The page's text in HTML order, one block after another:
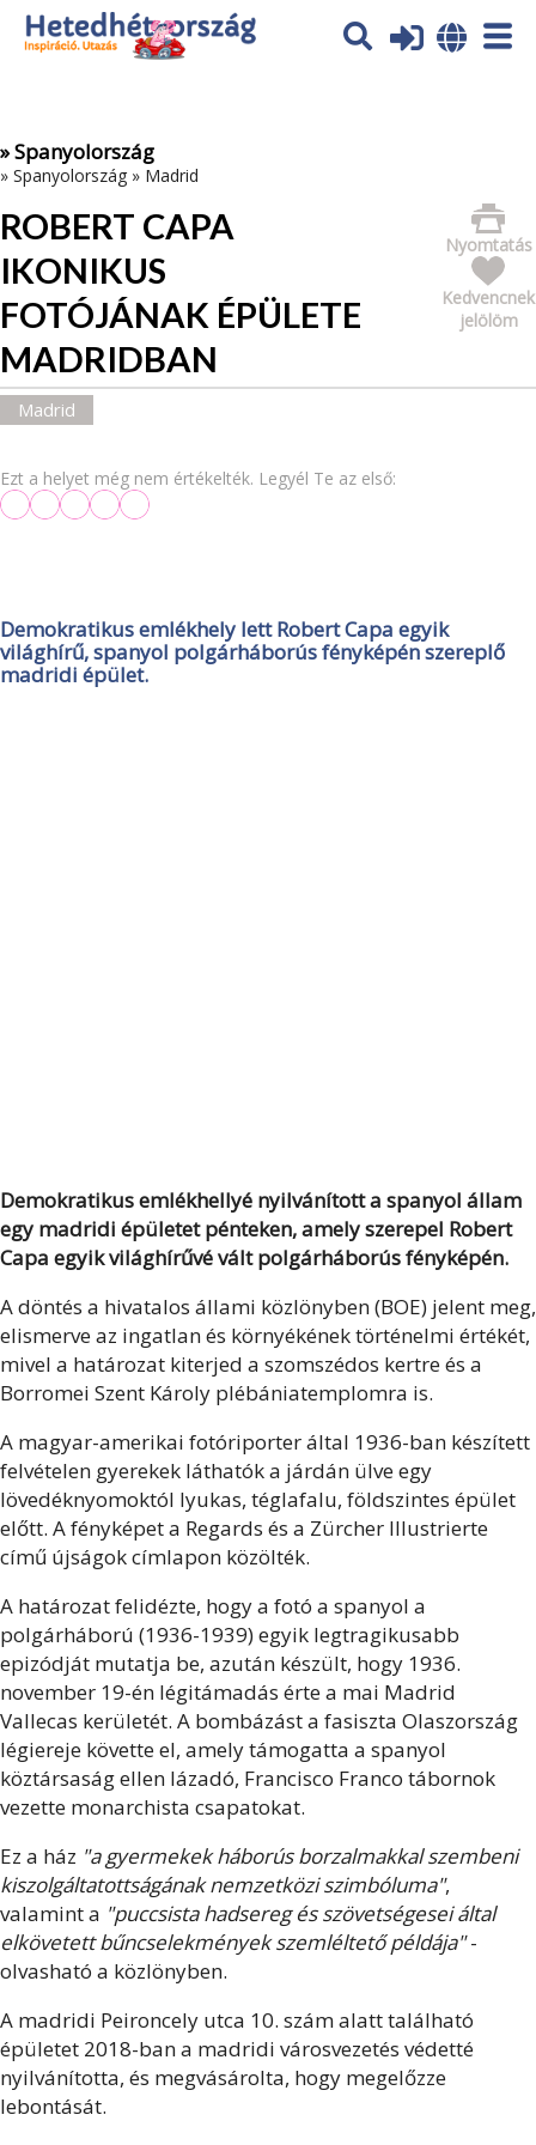
Az oldal sütiket (cookies) használ. További tájékoztatás itt:
Adatvédelmi tájékoztató
» Spanyolország
» Spanyolország » Madrid
ROBERT CAPA
IKONIKUS
FOTÓJÁNAK ÉPÜLETE
MADRIDBAN
Nyomtatás
Kedvencnek
jelölöm
Madrid
Ezt a helyet még nem értékelték. Legyél Te az első:
Demokratikus emlékhely lett Robert Capa egyik
világhírű, spanyol polgárháborús fényképén szereplő
madridi épület.
Demokratikus emlékhellyé nyilvánított a spanyol állam
egy madridi épületet pénteken, amely szerepel Robert
Capa egyik világhírűvé vált polgárháborús fényképén.
A döntés a hivatalos állami közlönyben (BOE) jelent meg,
elismerve az ingatlan és környékének történelmi értékét,
mivel a határozat kiterjed a szomszédos kertre és a
Borromei Szent Károly plébániatemplomra is.
A magyar-amerikai fotóriporter által 1936-ban készített
felvételen gyerekek láthatók a járdán ülve egy
lövedéknyomoktól lyukas, téglafalu, földszintes épület
előtt. A fényképet a Regards és a Zürcher Illustrierte
című újságok címlapon közölték.
A határozat felidézte, hogy a fotó a spanyol a
polgárháború (1936-1939) egyik legtragikusabb
epizódját mutatja be, azután készült, hogy 1936.
november 19-én légitámadás érte a mai Madrid
Vallecas kerületét. A bombázást a fasiszta Olaszország
légiereje követte el, amely támogatta a spanyol
köztársaság ellen lázadó, Francisco Franco tábornok
vezette monarchista csapatokat.
Ez a ház "a gyermekek háborús borzalmakkal szembeni
kiszolgáltatottságának nemzetközi szimbóluma",
valamint a "puccsista hadsereg és szövetségesei által
elkövetett bűncselekmények szemléltető példája"-
olvasható a közlönyben.
A madridi Peironcely utca 10. szám alatt található
épületet 2018-ban a madridi városvezetés védetté
nyilvánította, és megvásárolta, hogy megelőzze
lebontását.